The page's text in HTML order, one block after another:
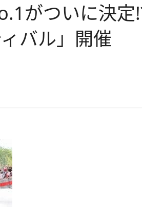
がついに決
バル」開催